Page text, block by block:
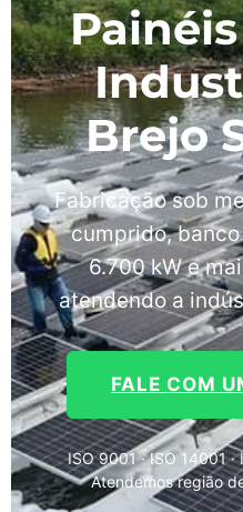
Brejo
Fabricação sob
cumprido,
6.700 kW e
atendendo a
FALE COM
ISO 9001 · ISO 14001 ·
Atendemos região